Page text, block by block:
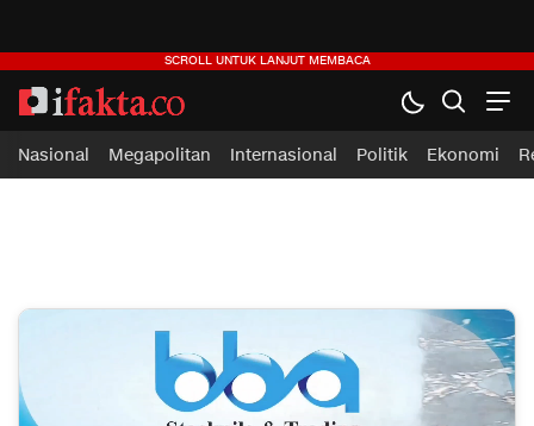
Nasional Megapolitan Internasional Politik Ekonomi